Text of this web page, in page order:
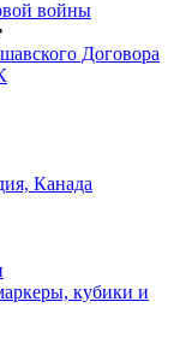
войны
Договора
Канада
кубики и